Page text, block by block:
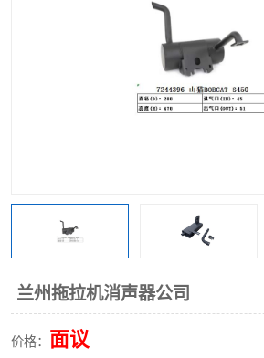
兰州拖拉机消声器公司
价格： 面议